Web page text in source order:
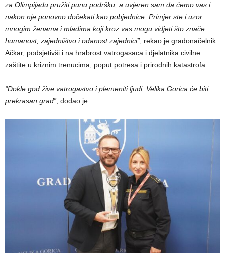
za Olimpijadu pružiti punu podršku, a uvjeren sam da ćemo vas i
nakon nje ponovno dočekati kao pobjednice. Primjer ste i uzor
mnogim ženama i mladima koji kroz vas mogu vidjeti što znače
humanost, zajedništvo i odanost zajednici” , rekao je gradonačelnik
Ačkar, podsjetivši i na hrabrost vatrogasaca i djelatnika civilne
zaštite u kriznim trenucima, poput potresa i prirodnih katastrofa.
“Dokle god žive vatrogastvo i plemeniti ljudi, Velika Gorica će biti
prekrasan grad” , dodao je.